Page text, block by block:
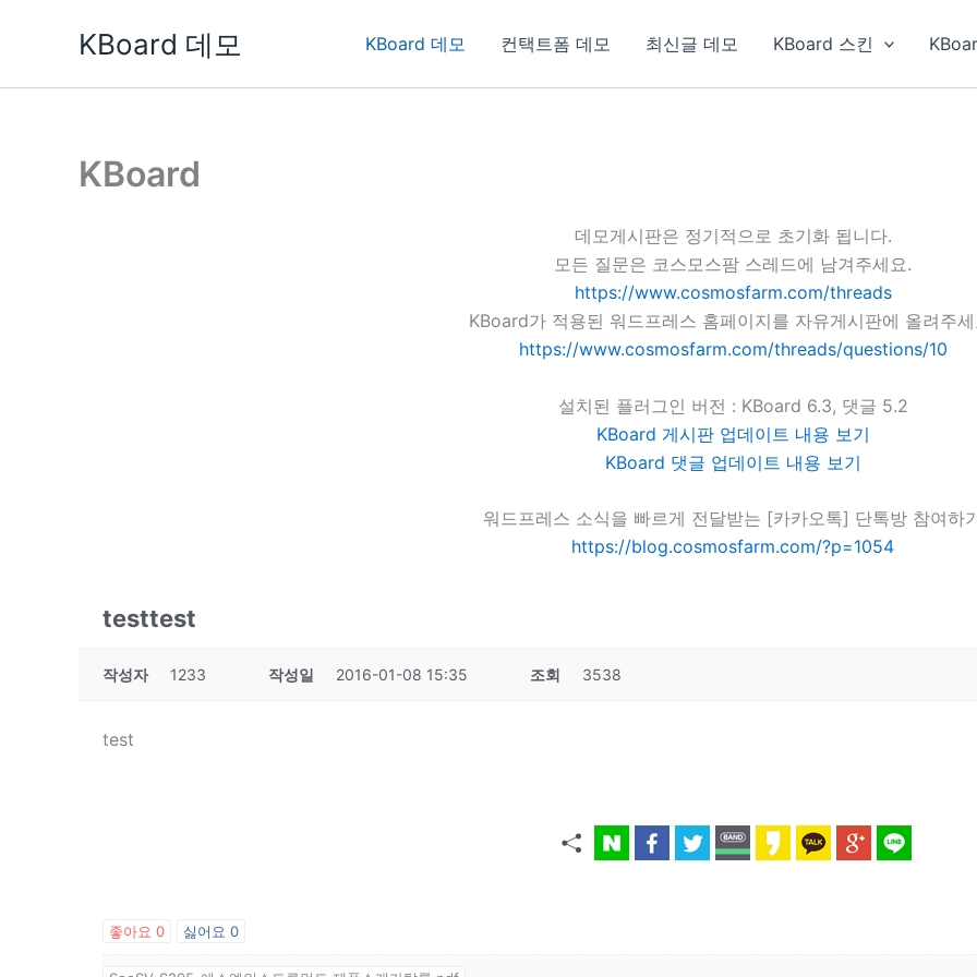
KBoard 데모 KBoard 데모 컨택트폼 데모 최신글 데모 KBoard 스킨
KBoard
데모게시판은 정기적으로 초기화 됩니다.
모든 질문은 코스모스팜 스레드에 남겨주세요.
https://www.cosmosfarm.com/threads
KBoard가 적용된 워드프레스 홈페이지를 자유게시판에 올려주
https://www.cosmosfarm.com/threads/questions/10
설치된 플러그인 버전 : KBoard 6.3, 댓글 5.2
KBoard 게시판 업데이트 내용 보기
KBoard 댓글 업데이트 내용 보기
워드프레스 소식을 빠르게 전달받는 [카카오톡] 단톡방 참여하
https://blog.cosmosfarm.com/?p=1054
testtest
작성자 1233 작성일 2016-01-08 15:35 조회 3538
test
좋아요 0 싫어요 0